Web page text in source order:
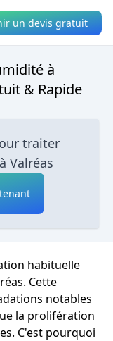
un devis gratuit
à
& Rapide
traiter
Valréas
habituelle
Cette
notables
la prolifération
C'est pourquoi